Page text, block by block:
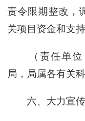
责令限期整改，
关项目资金和支
（责任单
局，局属各有关科
六、大力宣